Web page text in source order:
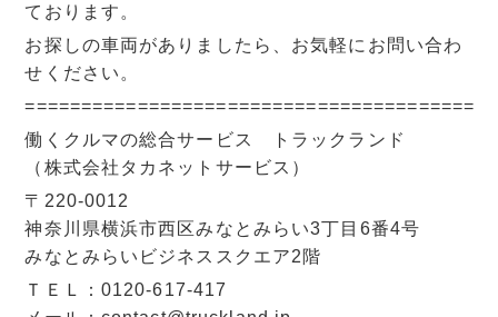
ております。
お探しの車両がありましたら、お気軽にお問い合わ
せください。
=========================================
働くクルマの総合サービス トラックランド
（株式会社タカネットサービス）
〒220-0012
神奈川県横浜市西区みなとみらい3丁目6番4号
みなとみらいビジネススクエア2階
ＴＥＬ：0120-617-417